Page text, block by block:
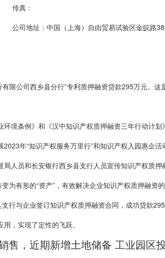
传真：
公司地址：中国（上海）自由贸易试验区金皖路
限公司西乡县分行”专利质押融资贷款295万元。
境条例》和《汉中知识产权质押融资三年行动计
年“知识产权服务万里行”和知识产权入园惠企
人员和长安银行西乡县支行人员宣传知识产权质
为有形的“资产”，有效解决企业知识产权质押融
行与企业签订知识产权质押融资合同，成功贷款
，实现了定性的飞跃。
售，近期新增土地储备 工业园区